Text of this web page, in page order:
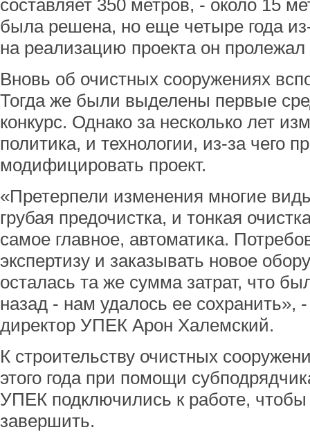
составляет 350 метров, - около 15
была решена, но еще четыре года
на реализацию проекта он пролежал
Вновь об очистных сооружениях
Тогда же были выделены первые
конкурс. Однако за несколько лет
политика, и технологии, из-за чего
модифицировать проект.
«Претерпели изменения многие
грубая предочистка, и тонкая
самое главное, автоматика.
экспертизу и заказывать новое
осталась та же сумма затрат, что
назад - нам удалось ее сохранить»,
директор УПЕК Арон Халемский.
К строительству очистных
этого года при помощи
УПЕК подключились к работе, чтобы
завершить.